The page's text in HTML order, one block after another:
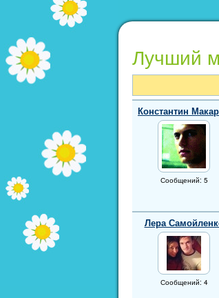
Лучший
Константин
Сообщений: 5
Лера
Сообщений: 4